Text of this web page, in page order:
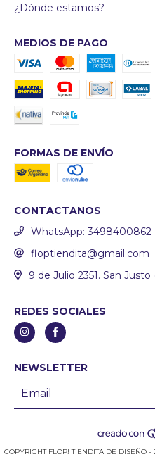
¿Dónde estamos?
MEDIOS DE PAGO
FORMAS DE ENVÍO
CONTACTANOS
WhatsApp: 3498400862
floptiendita@gmail.com
9 de Julio 2351. San Justo
REDES SOCIALES
NEWSLETTER
COPYRIGHT FLOP! TIENDITA DE DISEÑO -